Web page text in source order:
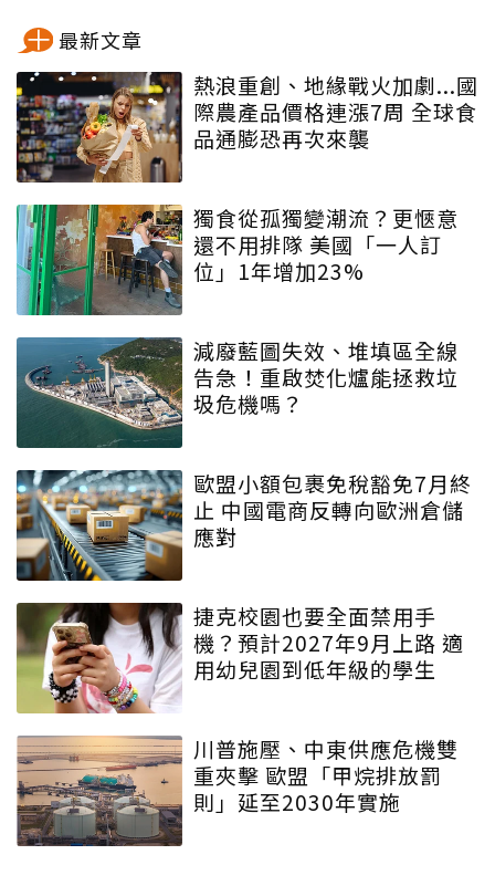
最新文章
熱浪重創、地緣戰火加劇...國
際農產品價格連漲7周 全球食
品通膨恐再次來襲
獨食從孤獨變潮流？更愜意
還不用排隊 美國「一人訂
位」1年增加23%
減廢藍圖失效、堆填區全線
告急！重啟焚化爐能拯救垃
圾危機嗎？
歐盟小額包裹免稅豁免7月終
止 中國電商反轉向歐洲倉儲
應對
捷克校園也要全面禁用手
機？預計2027年9月上路 適
用幼兒園到低年級的學生
川普施壓、中東供應危機雙
重夾擊 歐盟「甲烷排放罰
則」延至2030年實施